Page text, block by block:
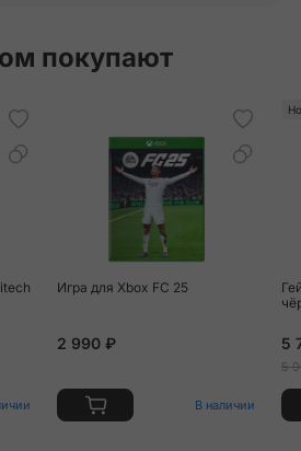
покупают
Игра для Xbox FC 25
2 990 ₽
В наличии
5
5